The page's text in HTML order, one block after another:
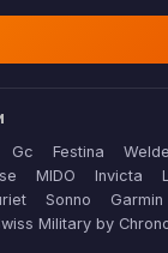
Gc Festina
MIDO Invicta
Sonno Garmin
Military by